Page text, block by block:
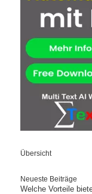
Übersicht
Neueste Beiträge
Welche Vorteile